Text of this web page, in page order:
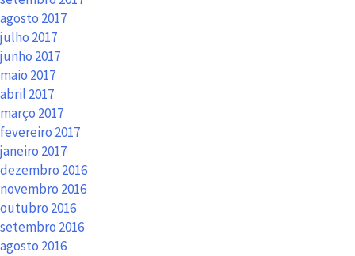
agosto 2017
julho 2017
junho 2017
maio 2017
abril 2017
março 2017
fevereiro 2017
janeiro 2017
dezembro 2016
novembro 2016
outubro 2016
setembro 2016
agosto 2016